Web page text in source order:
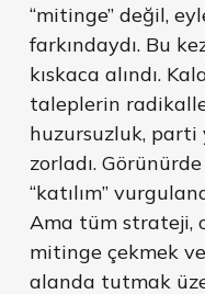
“mitinge” değil,
farkındaydı. Bu
kıskaca alındı.
taleplerin
huzursuzluk,
zorladı.
“katılım”
Ama tüm strateji,
mitinge çekmek
alanda tutmak